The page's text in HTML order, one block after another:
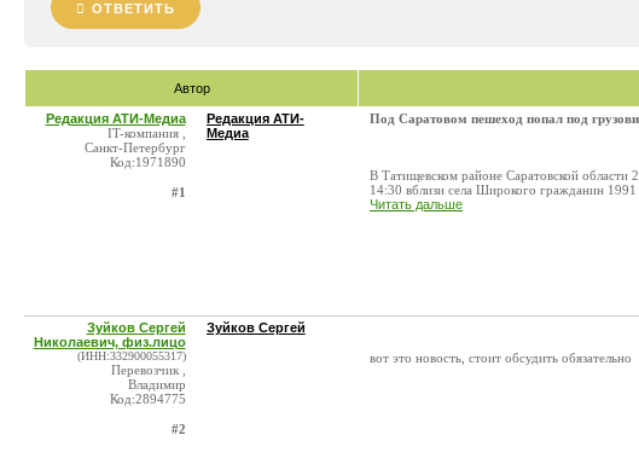
ОТВЕТИТЬ
Автор
Редакция АТИ-Медиа
IT-компания ,
Санкт-Петербург
Код:1971890
#1
Редакция АТИ-
Медиа
Под Саратовом пешеход попал под
В Татищевском районе Саратовской области
14:30 вблизи села Широкого гражданин
Читать дальше
Зуйков Сергей
Николаевич, физ.лицо
(ИНН:332900055317)
Перевозчик ,
Владимир
Код:2894775
#2
Зуйков Сергей
вот это новость, стоит обсудить обязательно